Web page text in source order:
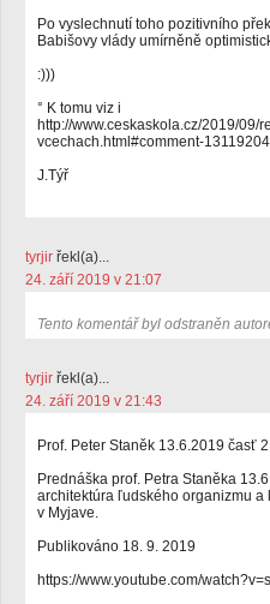
Po vyslechnutí toho pozitivního
Babišovy vlády umírněně
:)))
° K tomu viz i
http://www.ceskaskola.cz/2019/09/
vcechach.html#comment-
J.Týř
tyrjir řekl(a)...
24. září 2019 v 21:07
Tento komentář byl odstraněn
tyrjir řekl(a)...
24. září 2019 v 21:43
Prof. Peter Staněk 13.6.2019 časť
Prednáška prof. Petra Staněka
architektúra ľudského organizmu
v Myjave.
Publikováno 18. 9. 2019
https://www.youtube.com/